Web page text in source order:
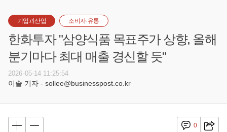
기업과산업 소비자·유통
한화투자 "삼양식품 목표주가 상향, 올해
분기마다 최대 매출 경신할 듯"
2026-05-14 11:25:54
이솔 기자 - sollee@businesspost.co.kr
0